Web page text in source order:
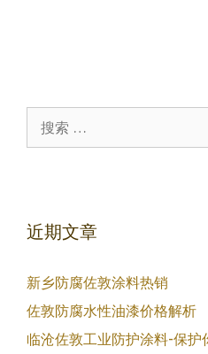
索：
近期文章
新乡防腐佐敦涂料热销
佐敦防腐水性油漆价格解析
临沧佐敦工业防护涂料-保护